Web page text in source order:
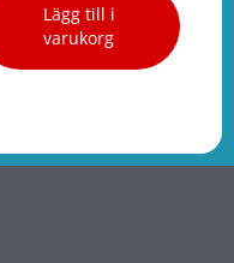
Lägg till i
varukorg